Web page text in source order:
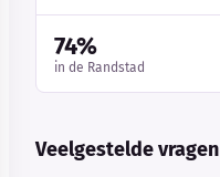
74%
in de Randstad
Veelgestelde vragen